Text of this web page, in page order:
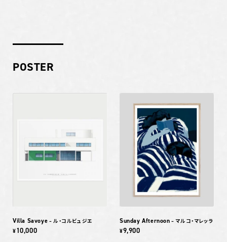
POSTER
Villa Savoye – ル・コルビュジエ
¥10,000
Sunday Afternoon – マルコ・マレッラ
¥9,900